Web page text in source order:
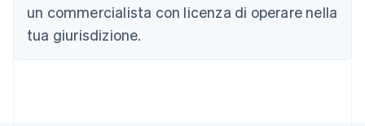
un commercialista con licenza di operare nella
tua giurisdizione.
Grecia
India
English